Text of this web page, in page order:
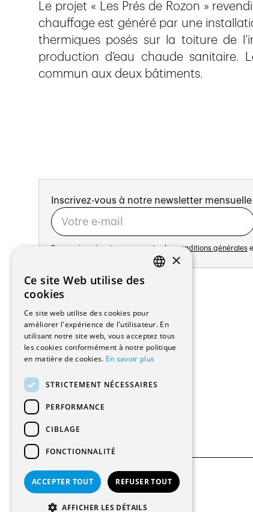
Le projet « Les Prés de Rozon »
chauffage est généré par une
thermiques posés sur la toiture de
production d’eau chaude sanitaire.
commun aux deux bâtiments.
Inscrivez-vous à notre newsletter mensuelle
En vous inscrivant vous acceptez les conditions générales
Adresse:
Avenue de Longemalle 21
1020 Renens
Suisse
Contact:
Édition: +41 21 635 16 82
Plateforme: +41 21 631 10 50
info@architectes.ch
© 2026 Tous droits réservés
×
Ce site Web utilise des
cookies
Ce site web utilise des cookies pour
améliorer l'expérience de l'utilisateur. En
utilisant notre site web, vous acceptez tous
les cookies conformément à notre politique
en matière de cookies. En savoir plus
STRICTEMENT NÉCESSAIRES
PERFORMANCE
CIBLAGE
FONCTIONNALITÉ
ACCEPTER TOUT REFUSER TOUT
AFFICHER LES DÉTAILS